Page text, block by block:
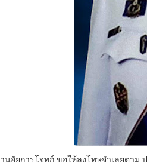
นอัยการโจทก์ ขอให้ลงโทษจำเลยตา